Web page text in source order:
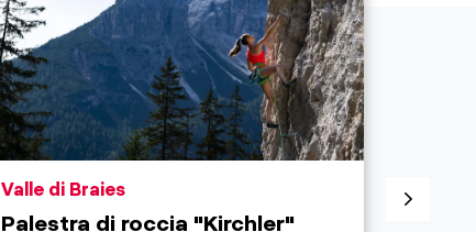
aria.poi_location_prefix
Valle di Braies
Palestra di roccia "Kirchler"